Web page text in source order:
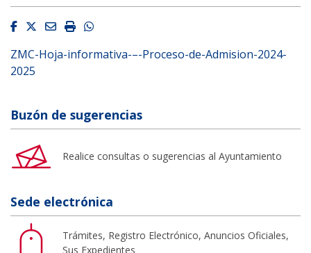
Facebook
Twitter
EmailImprimirWhatsapp
ZMC-Hoja-informativa-–-Proceso-de-Admision-2024-
2025
Buzón de sugerencias
Realice consultas o sugerencias al Ayuntamiento
Sede electrónica
Trámites, Registro Electrónico, Anuncios Oficiales,
Sus Expedientes